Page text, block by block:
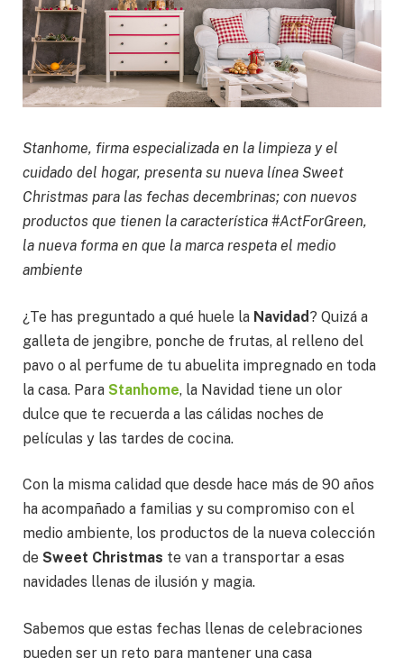
Stanhome, firma especializada en la limpieza y el
cuidado del hogar, presenta su nueva línea Sweet
Christmas para las fechas decembrinas; con nuevos
productos que tienen la característica #ActForGreen,
la nueva forma en que la marca respeta el medio
ambiente
¿Te has preguntado a qué huele la Navidad? Quizá a
galleta de jengibre, ponche de frutas, al relleno del
pavo o al perfume de tu abuelita impregnado en toda
la casa. Para Stanhome, la Navidad tiene un olor
dulce que te recuerda a las cálidas noches de
películas y las tardes de cocina.
Con la misma calidad que desde hace más de 90 años
ha acompañado a familias y su compromiso con el
medio ambiente, los productos de la nueva colección
de Sweet Christmas te van a transportar a esas
navidades llenas de ilusión y magia.
Sabemos que estas fechas llenas de celebraciones
pueden ser un reto para mantener una casa